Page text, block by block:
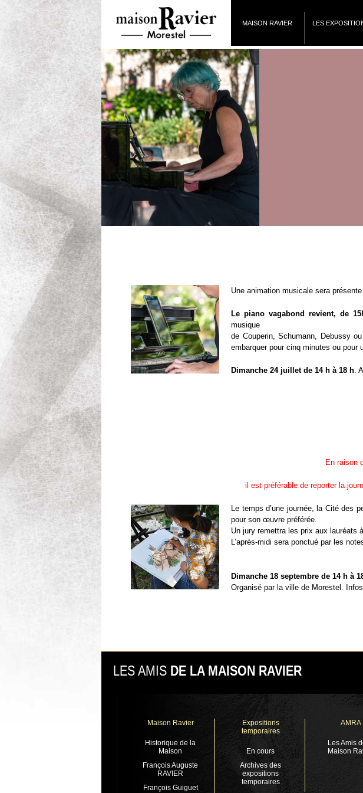
MAISON RAVIER LES
Une animation musicale sera
Le piano vagabond revient, de
musique
de Couperin, Schumann, Debussy
embarquer pour cinq minutes ou pour
Dimanche 24 juillet de 14 h à 18 h.
En raison
il est préférable de reporter la
Le temps d’une journée, la Cité des
pour son œuvre préférée.
Un jury remettra les prix aux lauréats
L’après-midi sera ponctué par les
Dimanche 18 septembre de 14 h à
Organisé par la ville de Morestel.
LES AMIS DE LA MAISON RAVIER
Maison Ravier
Historique de la
Maison
François Auguste
RAVIER
François Guiguet
Expositions
temporaires
En cours
Archives des
expositions
temporaires
AMRA
Les Amis
Maison